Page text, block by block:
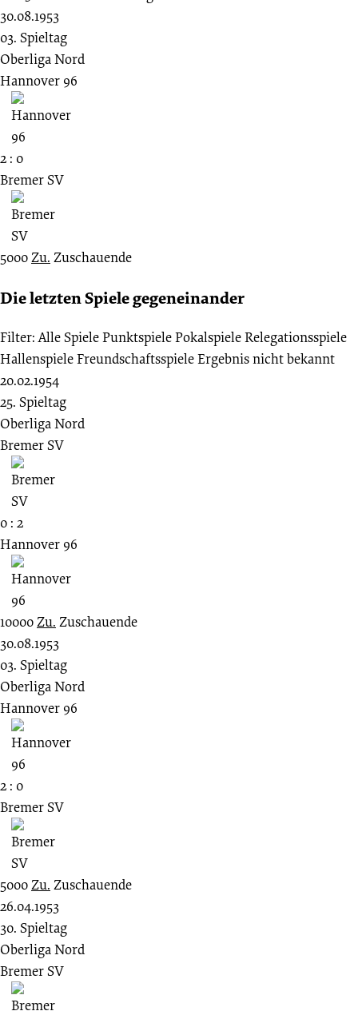
30.08.1953
03. Spieltag
Oberliga Nord
Hannover 96
2 : 0
Bremer SV
5000Zu. Zuschauende
Die letzten Spiele gegeneinander
Filter: Alle SpielePunktspielePokalspieleRelegationsspiele
HallenspieleFreundschaftsspieleErgebnis nicht bekannt
20.02.1954
25. Spieltag
Oberliga Nord
Bremer SV
0 : 2
Hannover 96
10000Zu. Zuschauende
30.08.1953
03. Spieltag
Oberliga Nord
Hannover 96
2 : 0
Bremer SV
5000Zu. Zuschauende
26.04.1953
30. Spieltag
Oberliga Nord
Bremer SV